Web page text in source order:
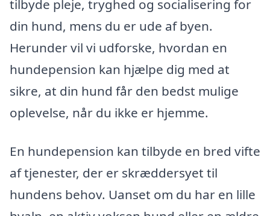
tilbyde pleje, tryghed og socialisering for
din hund, mens du er ude af byen.
Herunder vil vi udforske, hvordan en
hundepension kan hjælpe dig med at
sikre, at din hund får den bedst mulige
oplevelse, når du ikke er hjemme.
En hundepension kan tilbyde en bred vifte
af tjenester, der er skræddersyet til
hundens behov. Uanset om du har en lille